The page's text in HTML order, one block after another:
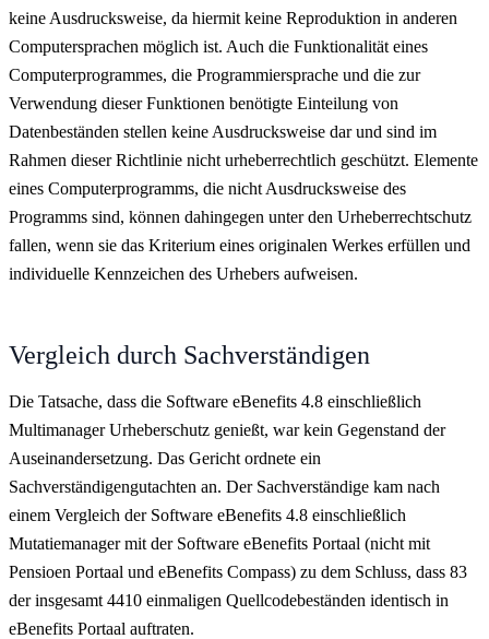
keine Ausdrucksweise, da hiermit keine Reproduktion in anderen
Computersprachen möglich ist. Auch die Funktionalität eines
Computerprogrammes, die Programmiersprache und die zur
Verwendung dieser Funktionen benötigte Einteilung von
Datenbeständen stellen keine Ausdrucksweise dar und sind im
Rahmen dieser Richtlinie nicht urheberrechtlich geschützt. Elemente
eines Computerprogramms, die nicht Ausdrucksweise des
Programms sind, können dahingegen unter den Urheberrechtschutz
fallen, wenn sie das Kriterium eines originalen Werkes erfüllen und
individuelle Kennzeichen des Urhebers aufweisen.
Vergleich durch Sachverständigen
Die Tatsache, dass die Software eBenefits 4.8 einschließlich
Multimanager Urheberschutz genießt, war kein Gegenstand der
Auseinandersetzung. Das Gericht ordnete ein
Sachverständigengutachten an. Der Sachverständige kam nach
einem Vergleich der Software eBenefits 4.8 einschließlich
Mutatiemanager mit der Software eBenefits Portaal (nicht mit
Pensioen Portaal und eBenefits Compass) zu dem Schluss, dass 83
der insgesamt 4410 einmaligen Quellcodebeständen identisch in
eBenefits Portaal auftraten.